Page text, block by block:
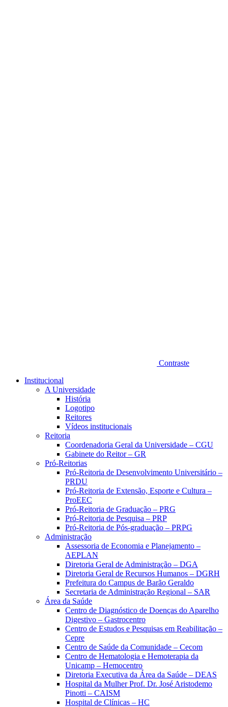
Contraste
Institucional
A Universidade
História
Logotipo
Reitores
Vídeos institucionais
Reitoria
Coordenadoria Geral da Universidade – CGU
Gabinete do Reitor – GR
Pró-Reitorias
Pró-Reitoria de Desenvolvimento Universitário –
PRDU
Pró-Reitoria de Extensão, Esporte e Cultura –
ProEEC
Pró-Reitoria de Graduação – PRG
Pró-Reitoria de Pesquisa – PRP
Pró-Reitoria de Pós-graduação – PRPG
Administração
Assessoria de Economia e Planejamento –
AEPLAN
Diretoria Geral de Administração – DGA
Diretoria Geral de Recursos Humanos – DGRH
Prefeitura do Campus de Barão Geraldo
Secretaria de Administração Regional – SAR
Área da Saúde
Centro de Diagnóstico de Doenças do Aparelho
Digestivo – Gastrocentro
Centro de Estudos e Pesquisas em Reabilitação –
Cepre
Centro de Saúde da Comunidade – Cecom
Centro de Hematologia e Hemoterapia da
Unicamp – Hemocentro
Diretoria Executiva da Área da Saúde – DEAS
Hospital da Mulher Prof. Dr. José Aristodemo
Pinotti – CAISM
Hospital de Clínicas – HC